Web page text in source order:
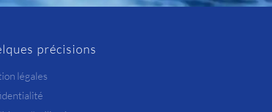
précisions
légales